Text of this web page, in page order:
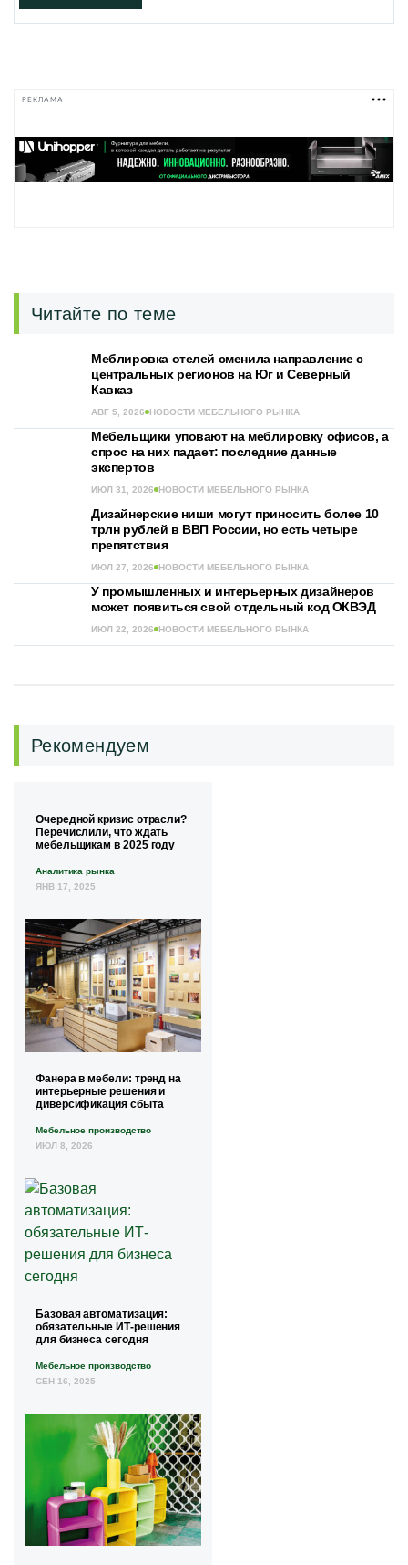
РЕКЛАМА
Читайте по теме
Меблировка отелей сменила направление с
центральных регионов на Юг и Северный
Кавказ
АВГ 5, 2026 НОВОСТИ МЕБЕЛЬНОГО РЫНКА
Мебельщики уповают на меблировку офисов, а
спрос на них падает: последние данные
экспертов
ИЮЛ 31, 2026 НОВОСТИ МЕБЕЛЬНОГО РЫНКА
Дизайнерские ниши могут приносить более 10
трлн рублей в ВВП России, но есть четыре
препятствия
ИЮЛ 27, 2026 НОВОСТИ МЕБЕЛЬНОГО РЫНКА
У промышленных и интерьерных дизайнеров
может появиться свой отдельный код ОКВЭД
ИЮЛ 22, 2026 НОВОСТИ МЕБЕЛЬНОГО РЫНКА
Рекомендуем
Очередной кризис отрасли?
Перечислили, что ждать
мебельщикам в 2025 году
Аналитика рынка
ЯНВ 17, 2025
Фанера в мебели: тренд на
интерьерные решения и
диверсификация сбыта
Мебельное производство
ИЮЛ 8, 2026
Базовая автоматизация:
обязательные ИТ-решения
для бизнеса сегодня
Мебельное производство
СЕН 16, 2025